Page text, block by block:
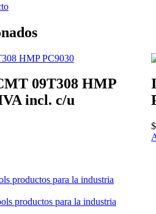
09T308 HMP
incl. c/u
$